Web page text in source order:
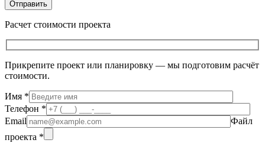
Расчет стоимости проекта
Прикрепите проект или планировку — мы подготовим расчёт
стоимости.
Имя *
Телефон *
Email
Файл
проекта *